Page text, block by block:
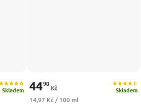
Skladem Skladem
4490
Kč
Měrná cena:
14,97 Kč / 100 ml